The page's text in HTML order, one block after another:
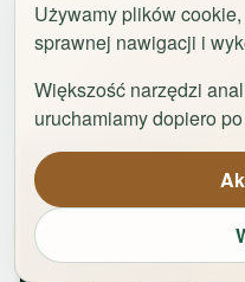
Używamy plików
sprawnej nawigacji i
Większość narzędzi
uruchamiamy dopiero
Od299,00zł